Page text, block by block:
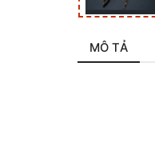
MÔ TẢ